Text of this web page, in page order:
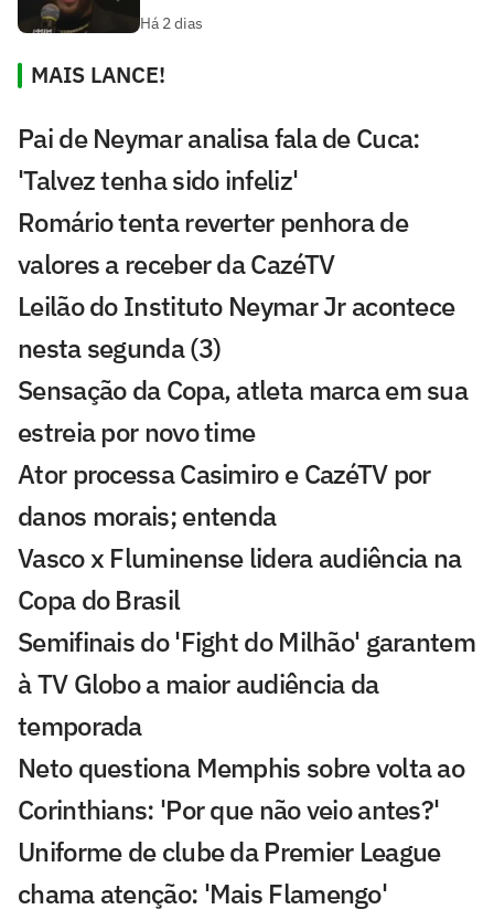
Há 2 dias
MAIS LANCE!
Pai de Neymar analisa fala de Cuca:
'Talvez tenha sido infeliz'
Romário tenta reverter penhora de
valores a receber da CazéTV
Leilão do Instituto Neymar Jr acontece
nesta segunda (3)
Sensação da Copa, atleta marca em sua
estreia por novo time
Ator processa Casimiro e CazéTV por
danos morais; entenda
Vasco x Fluminense lidera audiência na
Copa do Brasil
Semifinais do 'Fight do Milhão' garantem
à TV Globo a maior audiência da
temporada
Neto questiona Memphis sobre volta ao
Corinthians: 'Por que não veio antes?'
Uniforme de clube da Premier League
chama atenção: 'Mais Flamengo'